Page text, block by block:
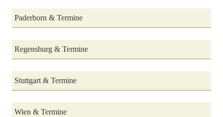
Paderborn & Termine
Regensburg & Termine
Stuttgart & Termine
Wien & Termine